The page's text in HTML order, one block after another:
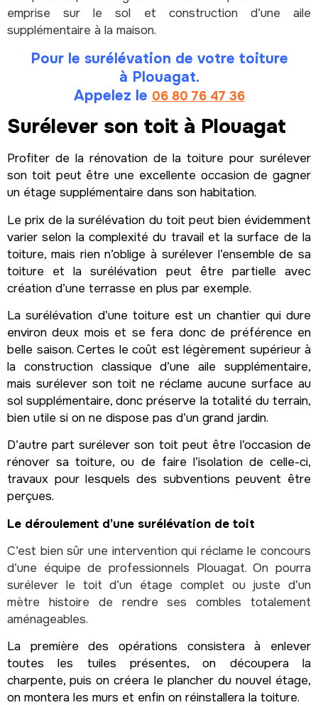
emprise sur le sol et construction d’une aile
supplémentaire à la maison.
Pour le surélévation de votre toiture
à Plouagat.
Appelez le 06 80 76 47 36
Surélever son toit à Plouagat
Profiter de la rénovation de la toiture pour surélever
son toit peut être une excellente occasion de gagner
un étage supplémentaire dans son habitation.
Le prix de la surélévation du toit peut bien évidemment
varier selon la complexité du travail et la surface de la
toiture, mais rien n’oblige à surélever l’ensemble de sa
toiture et la surélévation peut être partielle avec
création d’une terrasse en plus par exemple.
La surélévation d’une toiture est un chantier qui dure
environ deux mois et se fera donc de préférence en
belle saison. Certes le coût est légèrement supérieur à
la construction classique d’une aile supplémentaire,
mais surélever son toit ne réclame aucune surface au
sol supplémentaire, donc préserve la totalité du terrain,
bien utile si on ne dispose pas d’un grand jardin.
D’autre part surélever son toit peut être l’occasion de
rénover sa toiture, ou de faire l’isolation de celle-ci,
travaux pour lesquels des subventions peuvent être
perçues.
Le déroulement d’une surélévation de toit
C’est bien sûr une intervention qui réclame le concours
d’une équipe de professionnels Plouagat. On pourra
surélever le toit d’un étage complet ou juste d’un
mètre histoire de rendre ses combles totalement
aménageables.
La première des opérations consistera à enlever
toutes les tuiles présentes, on découpera la
charpente, puis on créera le plancher du nouvel étage,
on montera les murs et enfin on réinstallera la toiture.